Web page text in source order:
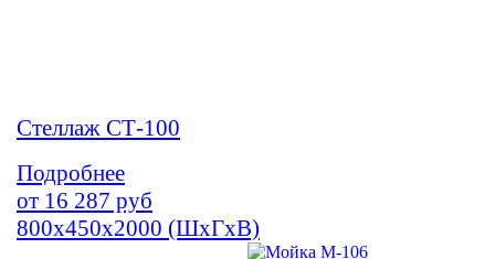
Стеллаж СТ-100
Подробнее
от 16 287 руб
800х450х2000 (ШхГхВ)